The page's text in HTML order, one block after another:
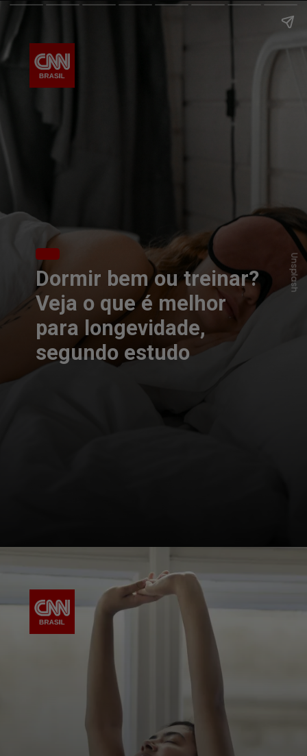
Dormir bem ou treinar?
Veja o que é melhor
para longevidade,
segundo estudo
Unsplash